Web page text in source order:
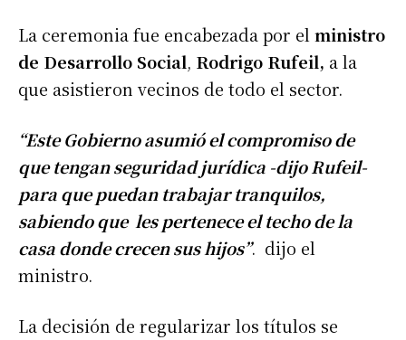
La ceremonia fue encabezada por elministro
de Desarrollo Social, Rodrigo Rufeil, a la
que asistieron vecinos de todo el sector.
“Este Gobierno asumió el compromiso de
que tengan seguridad jurídica -dijo Rufeil-
para que puedan trabajar tranquilos,
sabiendo que les pertenece el techo de la
casa donde crecen sus hijos”. dijo el
ministro.
La decisión de regularizar los títulos se